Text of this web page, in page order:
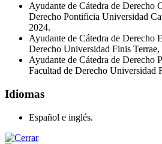
Ayudante de Cátedra de Derecho
Derecho Pontificia Universidad
2024.
Ayudante de Cátedra de Derecho
Derecho Universidad Finis Terrae,
Ayudante de Cátedra de Derecho
Facultad de Derecho Universidad
Idiomas
Español e inglés.